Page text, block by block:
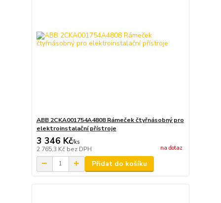
ABB 2CKA001754A4808 Rámeček čtyřnásobný pro
elektroinstalační přístroje
3 346 Kč/ks
2 765,3 Kč bez DPH na dotaz
Přidat do košíku